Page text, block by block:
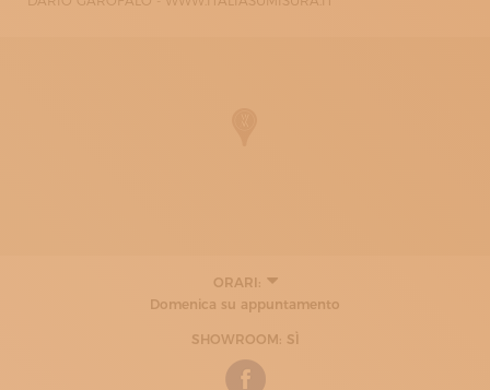
ORARI:
9:00 - 12:00
Domenica su appuntamento
SHOWROOM: SÌ